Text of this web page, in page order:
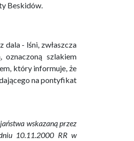
Beskidów.
- lśni, zwłaszcza
szlakiem
który informuje, że
na pontyfikat
wskazaną przez
10.11.2000 RR w